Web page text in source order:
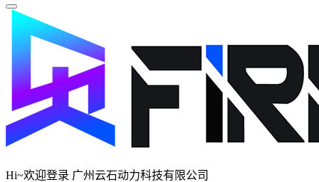
Hi~欢迎登录 广州云石动力科技有限公司